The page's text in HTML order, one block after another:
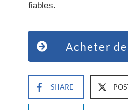
fiables.
Acheter
SHARE